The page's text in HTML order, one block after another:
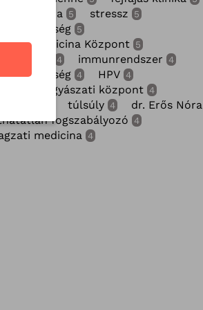
5 stressz 5
5
Medicina Központ 5
4 immunrendszer 4
4 HPV 4
központ 4
túlsúly 4 dr. Erős Nóra
fogszabályozó 4
medicina 4